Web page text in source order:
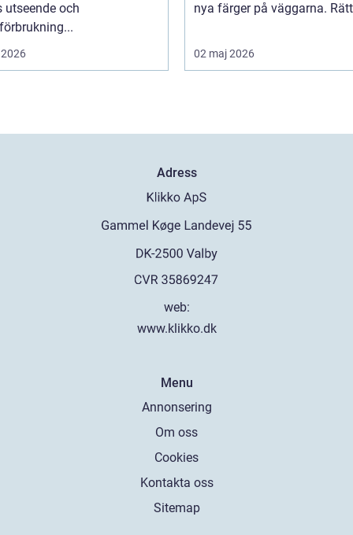
utseende och
nya färger på väggarna.
02 maj 2026
Adress
web:
www.klikko.dk
Menu
Annonsering
Om oss
Cookies
Kontakta oss
Sitemap